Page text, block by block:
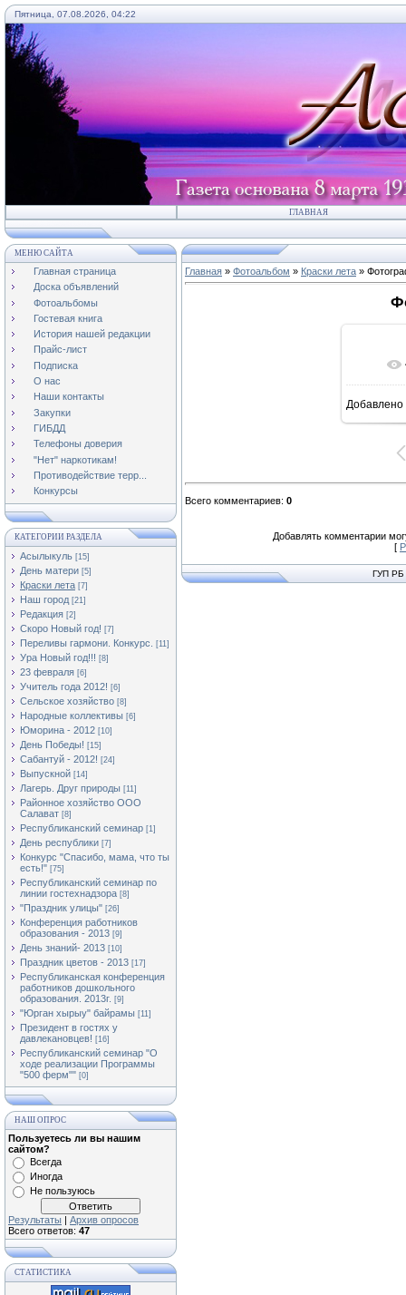
Пятница, 07.08.2026, 04:22
ГЛАВНАЯ
МЕНЮ САЙТА
Главная страница
Доска объявлений
Фотоальбомы
Гостевая книга
История нашей редакции
Прайс-лист
Подписка
О нас
Наши контакты
Закупки
ГИБДД
Телефоны доверия
"Нет" наркотикам!
Противодействие терр...
Конкурсы
КАТЕГОРИИ РАЗДЕЛА
Асылыкуль [15]
День матери [5]
Краски лета [7]
Наш город [21]
Редакция [2]
Скоро Новый год! [7]
Переливы гармони. Конкурс. [11]
Ура Новый год!!! [8]
23 февраля [6]
Учитель года 2012! [6]
Сельское хозяйство [8]
Народные коллективы [6]
Юморина - 2012 [10]
День Победы! [15]
Сабантуй - 2012! [24]
Выпускной [14]
Лагерь. Друг природы [11]
Районное хозяйство ООО
Салават [8]
Республиканский семинар [1]
День республики [7]
Конкурс "Спасибо, мама, что ты
есть!" [75]
Республиканский семинар по
линии гостехнадзора [8]
"Праздник улицы" [26]
Конференция работников
образования - 2013 [9]
День знаний- 2013 [10]
Праздник цветов - 2013 [17]
Республиканская конференция
работников дошкольного
образования. 2013г. [9]
"Юрган хырыу" байрамы [11]
Президент в гостях у
давлекановцев! [16]
Республиканский семинар "О
ходе реализации Программы
"500 ферм"" [0]
НАШ ОПРОС
Пользуетесь ли вы нашим
сайтом?
Всегда
Иногда
Не пользуюсь
Результаты | Архив опросов
Всего ответов: 47
СТАТИСТИКА
Главная » Фотоальбом » Краски лета »
Добавлено
Всего комментариев: 0
Добавлять комментарии
[
ГУП РБ